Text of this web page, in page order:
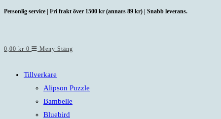
Hoppa
Personlig service | Fri frakt över 1500 kr (annars 89 kr) | Snabb leverans.
0,00 kr 0 Meny Stäng
Tillverkare
Alipson Puzzle
Bambelle
Bluebird